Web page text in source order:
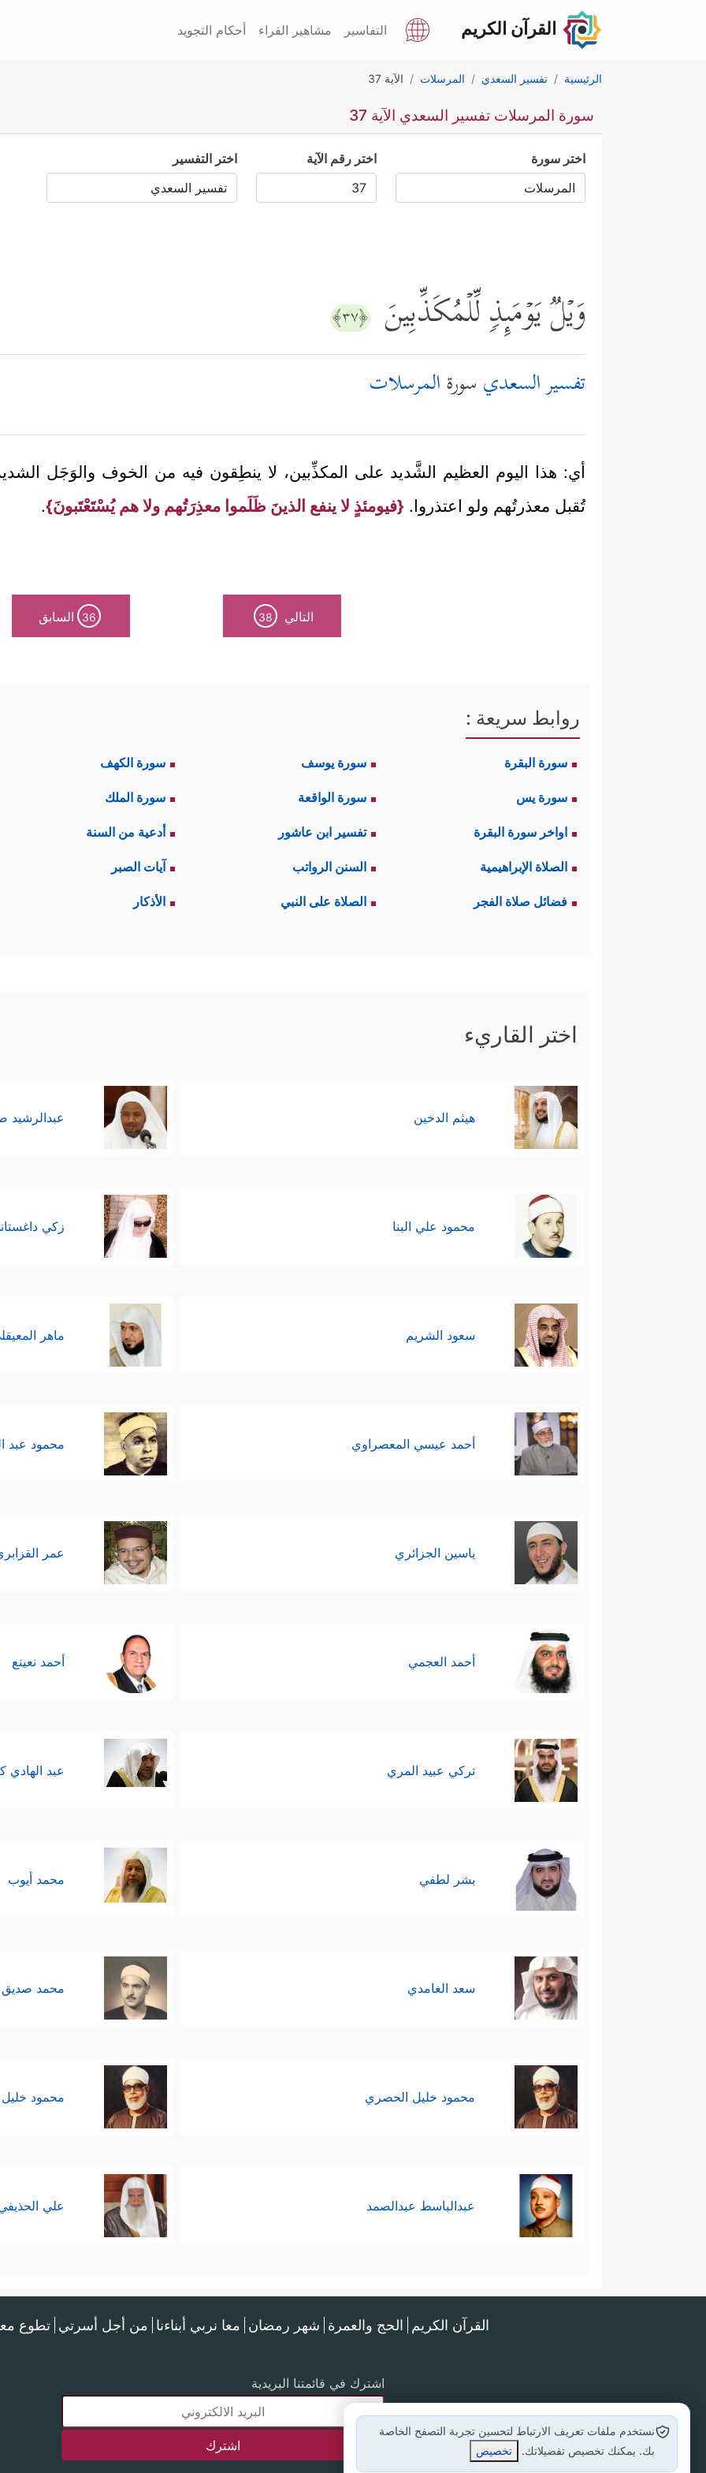
القرآن الكريم التفاسير مشاهير القراء أحكام التجويد
الرئيسية تفسير السعدي المرسلات الآية 37
سورة المرسلات تفسير السعدي الآية 37
اختر سورة اختر رقم الآية اختر التفسير
وَیۡلࣱ یَوۡمَىِٕذࣲ لِّلۡمُكَذِّبِینَ ﴿٣٧﴾
تفسير السعدي سورةالمرسلات
أي: هذا اليوم العظيم الشَّديد على المكذِّبين، لا ينطِقون فيه من الخوف والوَجَل
تُقبل معذرتُهم ولو اعتذروا. {فيومئذٍ لا ينفع الذينَ ظَلَموا معذِرَتُهم ولا هم يُسْتَعْتَبونَ}.
التالي 38
36 السابق
روابط سريعة :
سورة البقرة سورة يوسف سورة الكهف
سورة يس سورة الواقعة سورة الملك
اواخر سورة البقرة تفسير ابن عاشور أدعية من السنة
الصلاة الإبراهيمية السنن الرواتب آيات الصبر
فضائل صلاة الفجر الصلاة على النبي الأذكار
اختر القاريء
هيثم الدخين عبدالرشيد
محمود علي البنا زكي
سعود الشريم ماهر
أحمد عيسي المعصراوي محمود عبد
ياسين الجزائري عمر
أحمد العجمي أحمد نعينع
تركي عبيد المري عبد الهادي
بشر لطفي محمد أيوب
سعد الغامدي محمد صديق
محمود خليل الحصري محمود
عبدالباسط عبدالصمد علي
القرآن الكريم الحج والعمرة شهر رمضان معا نربي أبناءنا من أجل أسرتي تطوع
اشترك في قائمتنا البريدية
نستخدم ملفات تعريف الارتباط لتحسين تجربة التصفح الخاصة
بك. يمكنك تخصيص تفضيلاتك.
تخصيص